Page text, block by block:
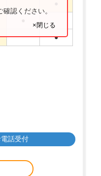
●
認ください。
×閉じる
話受付